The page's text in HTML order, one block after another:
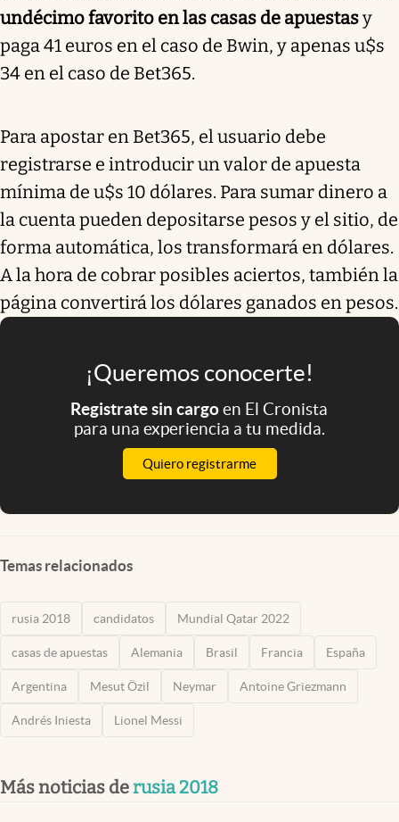
undécimo favorito en las casas de apuestasy
paga 41 euros en el caso de Bwin, y apenas u$s
34 en el caso de Bet365.
Para apostar en Bet365, el usuario debe
registrarse e introducir un valor de apuesta
mínima de u$s 10 dólares. Para sumar dinero a
la cuenta pueden depositarse pesos y el sitio, de
forma automática, los transformará en dólares.
A la hora de cobrar posibles aciertos, también la
página convertirá los dólares ganados en pesos.
¡Queremos conocerte!
Registrate sin cargoen El Cronista
para una experiencia a tu medida.
Quiero registrarme
Temas relacionados
rusia 2018 candidatos Mundial Qatar 2022
casas de apuestas Alemania Brasil Francia España
Argentina Mesut Özil Neymar Antoine Griezmann
Andrés Iniesta Lionel Messi
Más noticias derusia 2018